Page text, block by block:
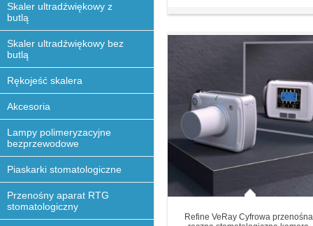
Skaler ultradźwiękowy z
butlą
Skaler ultradźwiękowy bez
butlą
Rękojeść skalera
Akcesoria
Lampy polimeryzacyjne
bezprzewodowe
Piaskarki stomatologiczne
Przenośny aparat RTG
stomatologiczny
Refine VeRay Cyfrowa przenośna